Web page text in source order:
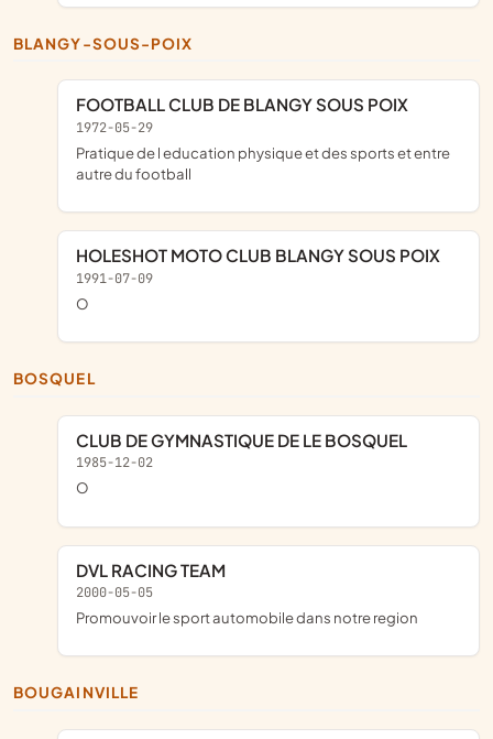
BLANGY-SOUS-POIX
FOOTBALL CLUB DE BLANGY SOUS POIX
1972-05-29
pratique de l education physique et des sports et entre
autre du football
HOLESHOT MOTO CLUB BLANGY SOUS POIX
1991-07-09
o
BOSQUEL
CLUB DE GYMNASTIQUE DE LE BOSQUEL
1985-12-02
o
DVL RACING TEAM
2000-05-05
promouvoir le sport automobile dans notre region
BOUGAINVILLE